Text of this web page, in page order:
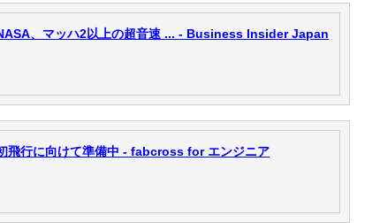
、マッハ2以上の超音速 ... - Business Insider Japan
飛行に向けて準備中 - fabcross for エンジニア